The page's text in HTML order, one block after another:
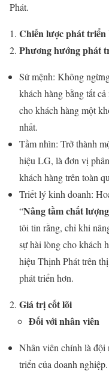
Phát.
Chiến lược phát
Phương hướng phát
Sứ mệnh: Không
khách hàng bằng tất
cho khách hàng một
nhất.
Tầm nhìn: Trở thành
hiệu LG, là đơn vị
khách hàng trên toàn
Triết lý kinh doanh:
“Nâng tầm chất
tôi tin rằng, chỉ khi
sự hài lòng cho khách
hiệu Thịnh Phát trên
phát triển hơn.
Giá trị cốt lõi
Đối với nhân viên
Nhân viên chính là đội
triển của doanh